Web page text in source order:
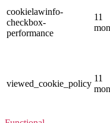
cookielawinfo-
checkbox-
performance
11
viewed_cookie_policy
11